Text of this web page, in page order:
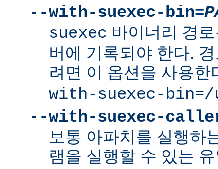
--with-suexec-bin=
suexec 바이너리 경
버에 기록되야 한다.
려면 이 옵션을 사용
with-suexec-
--with-suexec-
보통 아파치를 실행하
램을 실행할 수 있는